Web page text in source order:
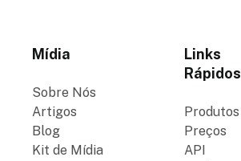
Mídia
Sobre Nós
Artigos
Blog
Kit de Mídia
Links
Rápidos
Produtos
Preços
API